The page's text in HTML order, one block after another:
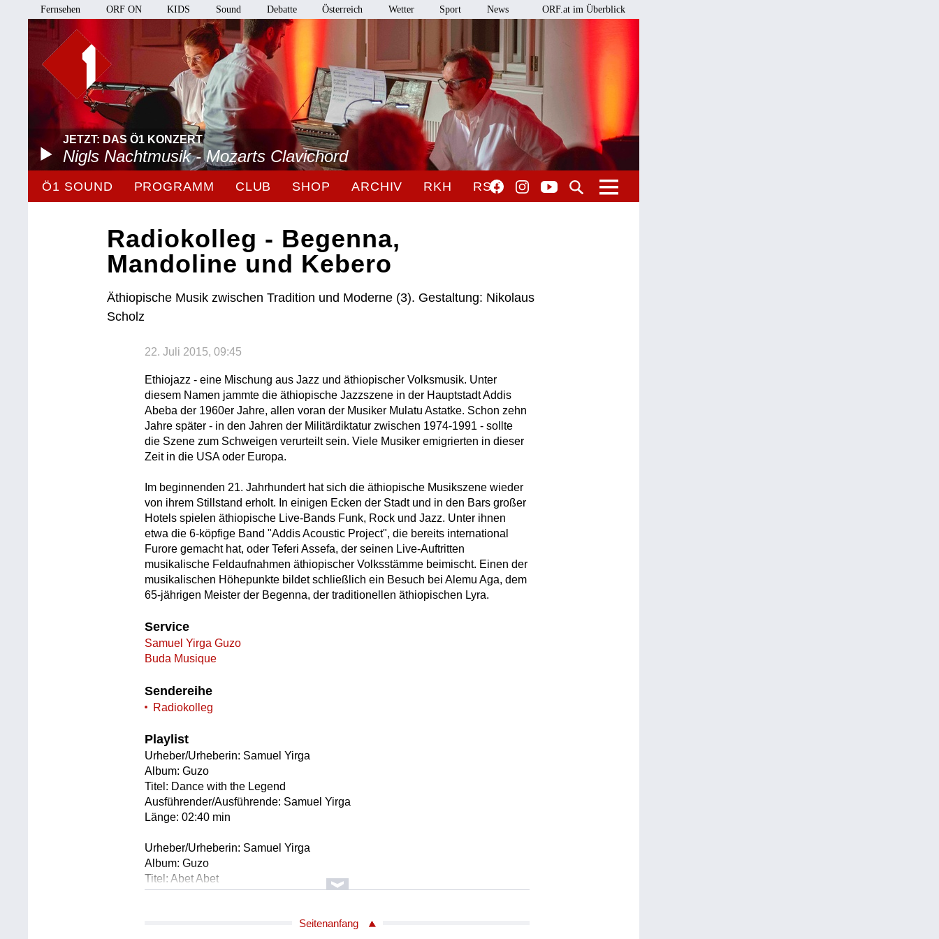
Fernsehen ORF ON KIDS Sound Debatte Österreich Wetter Sport News ORF.at im Überblick
JETZT: DAS Ö1 KONZERT
Nigls Nachtmusik - Mozarts Clavichord
Ö1 SOUND PROGRAMM CLUB SHOP ARCHIV RKH RSO
Radiokolleg - Begenna,
Mandoline und Kebero
Äthiopische Musik zwischen Tradition und Moderne (3). Gestaltung: Nikolaus
Scholz
22. Juli 2015, 09:45
Ethiojazz - eine Mischung aus Jazz und äthiopischer Volksmusik. Unter
diesem Namen jammte die äthiopische Jazzszene in der Hauptstadt Addis
Abeba der 1960er Jahre, allen voran der Musiker Mulatu Astatke. Schon zehn
Jahre später - in den Jahren der Militärdiktatur zwischen 1974-1991 - sollte
die Szene zum Schweigen verurteilt sein. Viele Musiker emigrierten in dieser
Zeit in die USA oder Europa.
Im beginnenden 21. Jahrhundert hat sich die äthiopische Musikszene wieder
von ihrem Stillstand erholt. In einigen Ecken der Stadt und in den Bars großer
Hotels spielen äthiopische Live-Bands Funk, Rock und Jazz. Unter ihnen
etwa die 6-köpfige Band "Addis Acoustic Project", die bereits international
Furore gemacht hat, oder Teferi Assefa, der seinen Live-Auftritten
musikalische Feldaufnahmen äthiopischer Volksstämme beimischt. Einen der
musikalischen Höhepunkte bildet schließlich ein Besuch bei Alemu Aga, dem
65-jährigen Meister der Begenna, der traditionellen äthiopischen Lyra.
Service
Samuel Yirga Guzo
Buda Musique
Sendereihe
Radiokolleg
Playlist
Urheber/Urheberin: Samuel Yirga
Album: Guzo
Titel: Dance with the Legend
Ausführender/Ausführende: Samuel Yirga
Länge: 02:40 min
Urheber/Urheberin: Samuel Yirga
Album: Guzo
Titel: Abet Abet
Ausführender/Ausführende: Samuel Yirga
Seitenanfang